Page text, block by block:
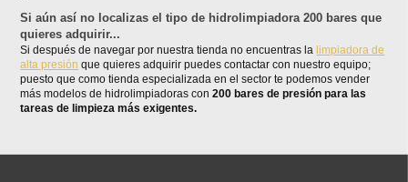
Si aún así no localizas el tipo de hidrolimpiadora 200 bares que
quieres adquirir...
Si después de navegar por nuestra tienda no encuentras la limpiadora de
alta presión que quieres adquirir puedes contactar con nuestro equipo;
puesto que como tienda especializada en el sector te podemos vender
más modelos de hidrolimpiadoras con200 bares de presión para las
tareas de limpieza más exigentes.